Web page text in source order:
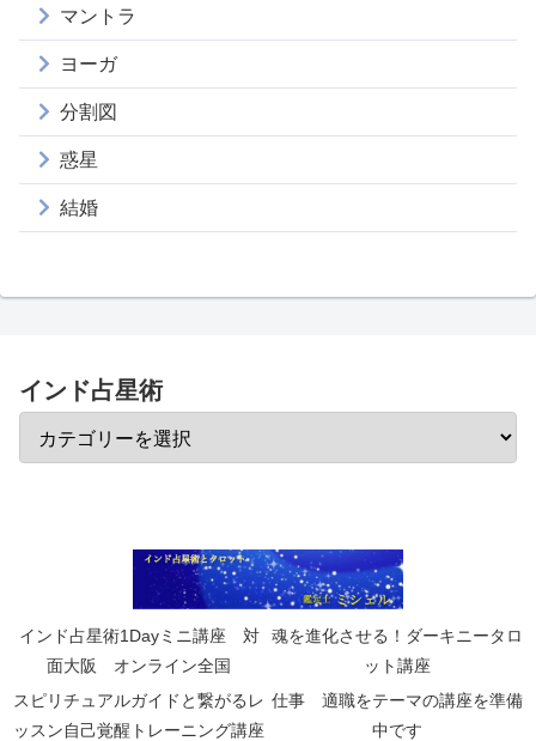
マントラ
ヨーガ
分割図
惑星
結婚
インド占星術
インド占星術1Dayミニ講座 対
面大阪 オンライン全国
魂を進化させる！ダーキニータロ
ット講座
スピリチュアルガイドと繋がるレ
ッスン自己覚醒トレーニング講座
仕事 適職をテーマの講座を準備
中です